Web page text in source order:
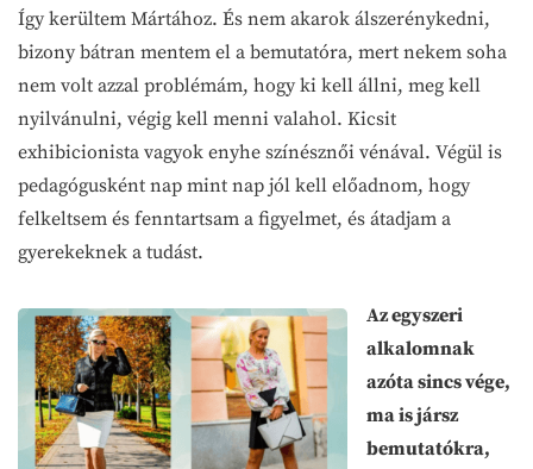
Így kerültem Mártához. És nem akarok álszerénykedni,
bizony bátran mentem el a bemutatóra, mert nekem soha
nem volt azzal problémám, hogy ki kell állni, meg kell
nyilvánulni, végig kell menni valahol. Kicsit
exhibicionista vagyok enyhe színésznői vénával. Végül is
pedagógusként nap mint nap jól kell előadnom, hogy
felkeltsem és fenntartsam a figyelmet, és átadjam a
gyerekeknek a tudást.
Az egyszeri
alkalomnak
azóta sincs vége,
ma is jársz
bemutatókra,